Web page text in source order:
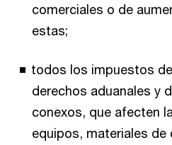
comerciales o de
estas;
todos los impuestos
derechos aduanales y
conexos, que afecten
equipos, materiales